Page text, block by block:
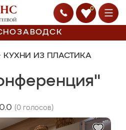
0
КУХНИ ИЗ ПЛАСТИКА
0.0 (0 голосов)